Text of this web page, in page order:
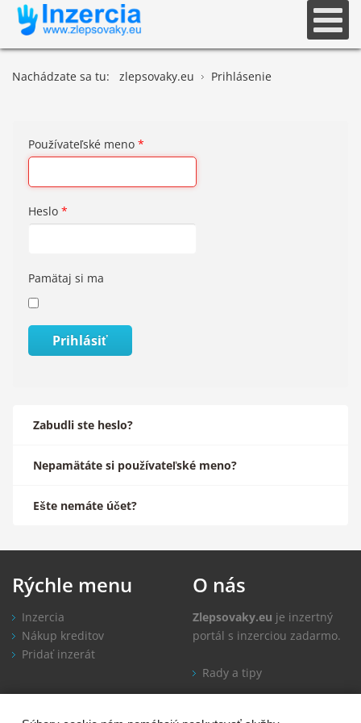
Nachádzate sa tu: zlepsovaky.eu Prihlásenie
Používateľské meno *
Heslo *
Pamätaj si ma
Prihlásiť
Zabudli ste heslo?
Nepamätáte si používateľské meno?
Ešte nemáte účet?
Rýchle menu
Inzercia
Nákup kreditov
Pridať inzerát
O nás
Zlepsovaky.eu je inzertný
portál s inzerciou zadarmo.
Rady a tipy
Informácie Kontakt